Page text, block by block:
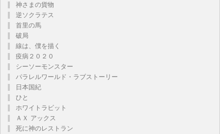
神さまの貨物
逆ソクラテス
首里の馬
破局
線は、僕を描く
疫病２０２０
シーソーモンスター
パラレルワールド・ラブストーリー
日本国紀
ひと
ホワイトラビット
ＡＸ アックス
死に神のレストラン